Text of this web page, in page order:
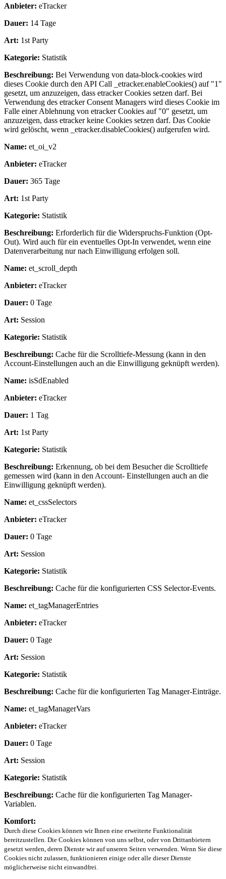
Anbieter: eTracker
Dauer: 14 Tage
Art: 1st Party
Kategorie: Statistik
Beschreibung: Bei Verwendung von data-block-cookies wird
dieses Cookie durch den API Call _etracker.enableCookies() auf "1"
gesetzt, um anzuzeigen, dass etracker Cookies setzen darf. Bei
Verwendung des etracker Consent Managers wird dieses Cookie im
Falle einer Ablehnung von etracker Cookies auf "0" gesetzt, um
anzuzeigen, dass etracker keine Cookies setzen darf. Das Cookie
wird gelöscht, wenn _etracker.disableCookies() aufgerufen wird.
Name: et_oi_v2
Anbieter: eTracker
Dauer: 365 Tage
Art: 1st Party
Kategorie: Statistik
Beschreibung: Erforderlich für die Widerspruchs-Funktion (Opt-
Out). Wird auch für ein eventuelles Opt-In verwendet, wenn eine
Datenverarbeitung nur nach Einwilligung erfolgen soll.
Name: et_scroll_depth
Anbieter: eTracker
Dauer: 0 Tage
Art: Session
Kategorie: Statistik
Beschreibung: Cache für die Scrolltiefe-Messung (kann in den
Account-Einstellungen auch an die Einwilligung geknüpft werden).
Name: isSdEnabled
Anbieter: eTracker
Dauer: 1 Tag
Art: 1st Party
Kategorie: Statistik
Beschreibung: Erkennung, ob bei dem Besucher die Scrolltiefe
gemessen wird (kann in den Account- Einstellungen auch an die
Einwilligung geknüpft werden).
Name: et_cssSelectors
Anbieter: eTracker
Dauer: 0 Tage
Art: Session
Kategorie: Statistik
Beschreibung: Cache für die konfigurierten CSS Selector-Events.
Name: et_tagManagerEntries
Anbieter: eTracker
Dauer: 0 Tage
Art: Session
Kategorie: Statistik
Beschreibung: Cache für die konfigurierten Tag Manager-Einträge.
Name: et_tagManagerVars
Anbieter: eTracker
Dauer: 0 Tage
Art: Session
Kategorie: Statistik
Beschreibung: Cache für die konfigurierten Tag Manager-
Variablen.
Komfort:
Durch diese Cookies können wir Ihnen eine erweiterte Funktionalität
bereitzustellen. Die Cookies können von uns selbst, oder von Drittanbietern
gesetzt werden, deren Dienste wir auf unseren Seiten verwenden. Wenn Sie diese
Cookies nicht zulassen, funktionieren einige oder alle dieser Dienste
möglicherweise nicht einwandfrei.